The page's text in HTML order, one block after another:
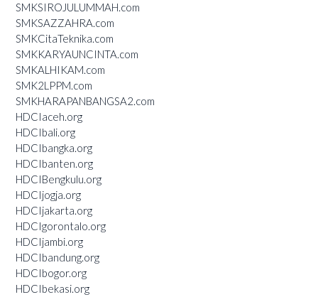
SMKSIROJULUMMAH.com
SMKSAZZAHRA.com
SMKCitaTeknika.com
SMKKARYAUNCINTA.com
SMKALHIKAM.com
SMK2LPPM.com
SMKHARAPANBANGSA2.com
HDCIaceh.org
HDCIbali.org
HDCIbangka.org
HDCIbanten.org
HDCIBengkulu.org
HDCIjogja.org
HDCIjakarta.org
HDCIgorontalo.org
HDCIjambi.org
HDCIbandung.org
HDCIbogor.org
HDCIbekasi.org